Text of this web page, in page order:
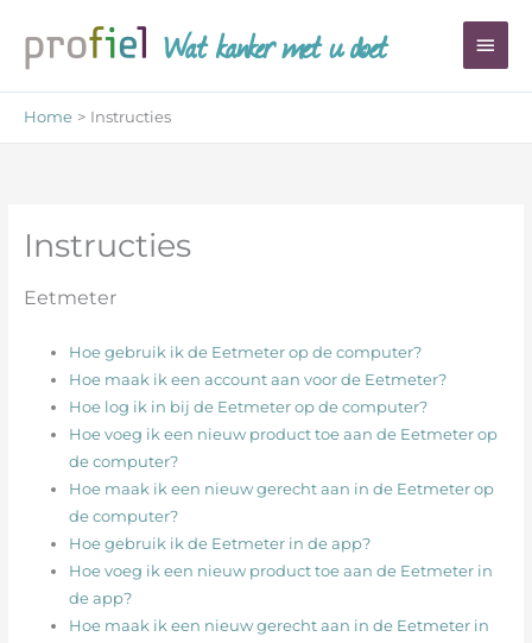
naar
inhoud
Wat kanker met u doet
Home Instructies
Instructies
Eetmeter
Hoe gebruik ik de Eetmeter op de computer?
Hoe maak ik een account aan voor de Eetmeter?
Hoe log ik in bij de Eetmeter op de computer?
Hoe voeg ik een nieuw product toe aan de Eetmeter op
de computer?
Hoe maak ik een nieuw gerecht aan in de Eetmeter op
de computer?
Hoe gebruik ik de Eetmeter in de app?
Hoe voeg ik een nieuw product toe aan de Eetmeter in
de app?
Hoe maak ik een nieuw gerecht aan in de Eetmeter in